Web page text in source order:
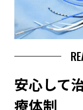
安心して
療体制